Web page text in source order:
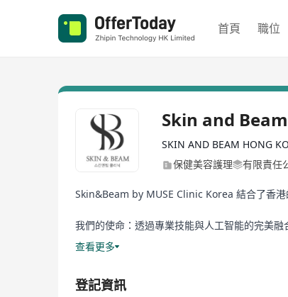
首頁 職位
Skin and Beam
SKIN AND BEAM HONG
保健美容護理
有限責任
Skin&Beam by MUSE Clinic Korea 結合了香
我們的使命：透過專業技能與人工智能的完美融
Skin&Beam by MUSE Clinic Korea
查看更多
登記資訊